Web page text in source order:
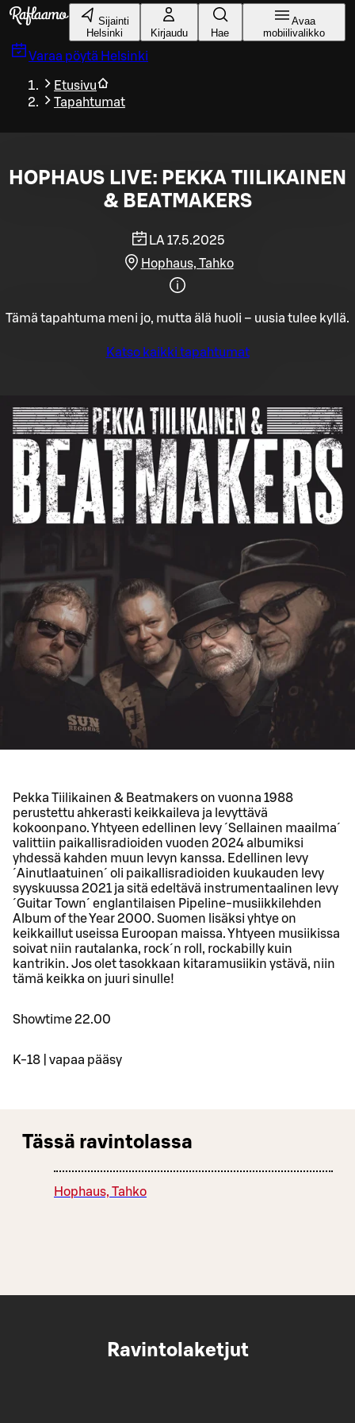
Siirry pääsisältöön
Sijainti
Helsinki
Kirjaudu Hae
Avaa
mobiilivalikko
Varaa pöytä Helsinki
Etusivu
Tapahtumat
HOPHAUS LIVE: PEKKA TIILIKAINEN
& BEATMAKERS
LA 17.5.2025
Hophaus, Tahko
Tämä tapahtuma meni jo, mutta älä huoli – uusia tulee kyllä.
Katso kaikki tapahtumat
Pekka Tiilikainen & Beatmakers on vuonna 1988
perustettu ahkerasti keikkaileva ja levyttävä
kokoonpano. Yhtyeen edellinen levy ´Sellainen maailma´
valittiin paikallisradioiden vuoden 2024 albumiksi
yhdessä kahden muun levyn kanssa. Edellinen levy
´Ainutlaatuinen´ oli paikallisradioiden kuukauden levy
syyskuussa 2021 ja sitä edeltävä instrumentaalinen levy
´Guitar Town´ englantilaisen Pipeline-musiikkilehden
Album of the Year 2000. Suomen lisäksi yhtye on
keikkaillut useissa Euroopan maissa. Yhtyeen musiikissa
soivat niin rautalanka, rock´n roll, rockabilly kuin
kantrikin. Jos olet tasokkaan kitaramusiikin ystävä, niin
tämä keikka on juuri sinulle!
Showtime 22.00
K-18 | vapaa pääsy
Tässä ravintolassa
Hophaus, Tahko
Ravintolaketjut